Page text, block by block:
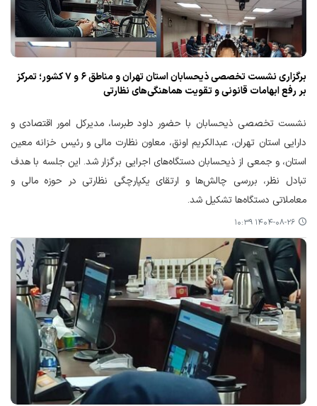
برگزاری نشست تخصصی ذیحسابان استان تهران و مناطق ۶ و ۷ کشور؛ تمرکز
بر رفع ابهامات قانونی و تقویت هماهنگی‌های نظارتی
نشست تخصصی ذیحسابان با حضور داود طبرسا، مدیرکل امور اقتصادی و
دارایی استان تهران، عبدالکریم اونق، معاون نظارت مالی و رئیس خزانه معین
استان، و جمعی از ذیحسابان دستگاه‌های اجرایی برگزار شد. این جلسه با هدف
تبادل نظر، بررسی چالش‌ها و ارتقای یکپارچگی نظارتی در حوزه مالی و
معاملاتی دستگاه‌ها تشکیل شد.
۱۴۰۴-۰۸-۲۶ ۱۰:۳۹